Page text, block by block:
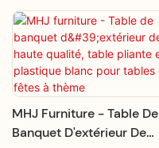
MHJ Furniture - Table De
Banquet D'extérieur De